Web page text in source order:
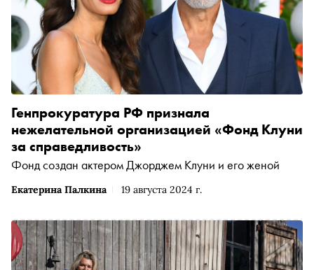
Екатерина Палкина 19 августа 2024 г.
Генпрокуратура РФ признала
нежелательной организацией «Фонд Клуни
за справедливость»
Фонд создан актером Джорджем Клуни и его женой